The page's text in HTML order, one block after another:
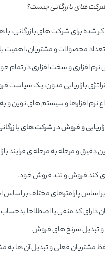
شده برای شرکت های بازرگانی،
تعداد محصولات و مشتریان،
افزاری و سخت افزاری در تمام
بازاریابی مدون، یک سیاست
نرم افزارها و سیستم های نوین و
و فروش در شرکت های
دقیق و مرحله به مرحله ی
کند فروش و تند فروش خود.
اساس پارامترهای مختلف بر اساس
کد منفی یا اصطلاحا بدحساب و
و تبدیل سرنخ های فروش
مشتریان فعلی و تبدیل آن ها به